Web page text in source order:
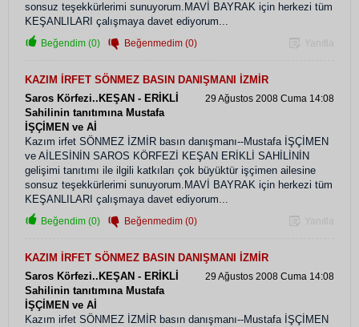
sonsuz teşekkürlerimi sunuyorum.MAVİ BAYRAK için herkezi tüm
KEŞANLILARI çalışmaya davet ediyorum...
Beğendim (0) Beğenmedim (0) Yanıtla
KAZIM İRFET SÖNMEZ BASIN DANIŞMANI İZMİR
29 Ağustos 2008 Cuma 14:08
Saros Körfezi..KEŞAN - ERİKLİ
Sahilinin tanıtımına Mustafa
İŞÇİMEN ve Aİ
Kazım irfet SÖNMEZ İZMİR basın danışmanı--Mustafa İŞÇİMEN
ve AİLESİNİN SAROS KÖRFEZİ KEŞAN ERİKLİ SAHİLİNİN
gelişimi tanıtımı ile ilgili katkıları çok büyüktür işçimen ailesine
sonsuz teşekkürlerimi sunuyorum.MAVİ BAYRAK için herkezi tüm
KEŞANLILARI çalışmaya davet ediyorum...
Beğendim (0) Beğenmedim (0) Yanıtla
KAZIM İRFET SÖNMEZ BASIN DANIŞMANI İZMİR
29 Ağustos 2008 Cuma 14:08
Saros Körfezi..KEŞAN - ERİKLİ
Sahilinin tanıtımına Mustafa
İŞÇİMEN ve Aİ
Kazım irfet SÖNMEZ İZMİR basın danışmanı--Mustafa İŞÇİMEN